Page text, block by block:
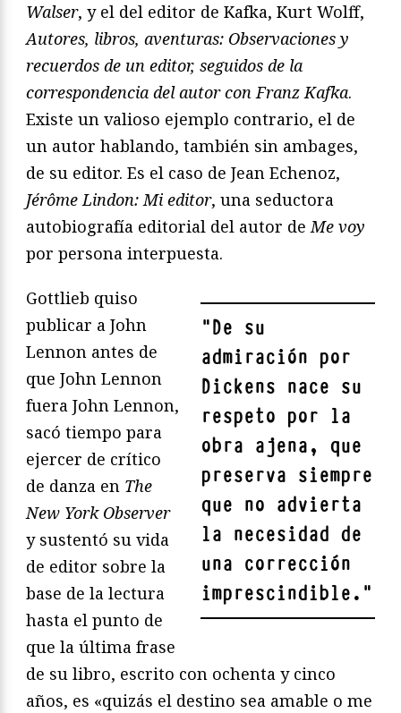
Walser, y el del editor de Kafka, Kurt Wolff,
Autores, libros, aventuras: Observaciones y
recuerdos de un editor, seguidos de la
correspondencia del autor con Franz Kafka.
Existe un valioso ejemplo contrario, el de
un autor hablando, también sin ambages,
de su editor. Es el caso de Jean Echenoz,
Jérôme Lindon: Mi editor, una seductora
autobiografía editorial del autor deMe voy
por persona interpuesta.
"De su
admiración por
Dickens nace su
respeto por la
obra ajena, que
preserva siempre
que no advierta
la necesidad de
una corrección
imprescindible. "
Gottlieb quiso
publicar a John
Lennon antes de
que John Lennon
fuera John Lennon,
sacó tiempo para
ejercer de crítico
de danza en The
New York Observer
y sustentó su vida
de editor sobre la
base de la lectura
hasta el punto de
que la última frase
de su libro, escrito con ochenta y cinco
años, es «quizás el destino sea amable o me